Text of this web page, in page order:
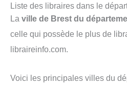
Liste des libraires dans le
La ville de Brest du
celle qui possède le plus de
libraireinfo.com.
Voici les principales villes du